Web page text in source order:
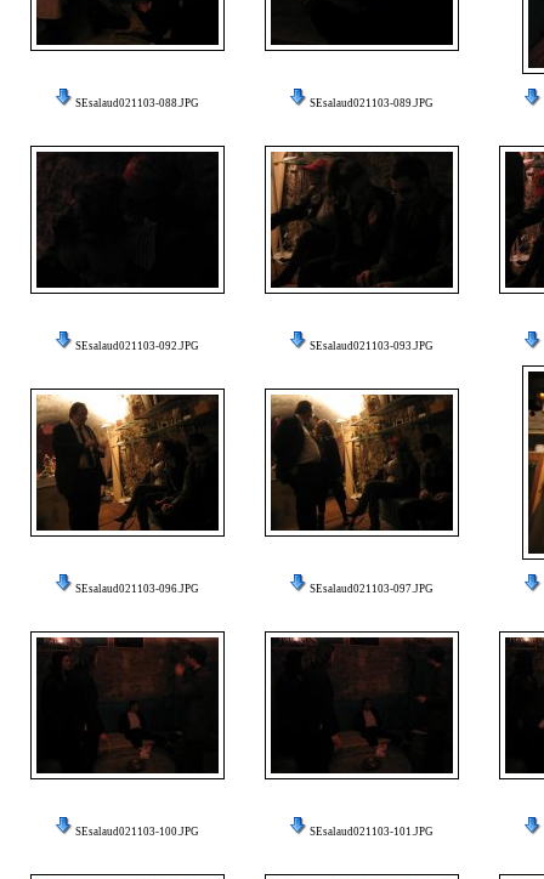
SEsalaud021103-088.JPG SEsalaud021103-089.JPG
SEsalaud021103-092.JPG SEsalaud021103-093.JPG
SEsalaud021103-096.JPG SEsalaud021103-097.JPG
SEsalaud021103-100.JPG SEsalaud021103-101.JPG